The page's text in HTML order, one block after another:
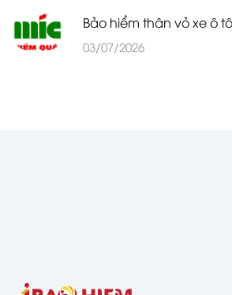
Bảo hiểm thân vỏ xe ô
03/07/2026